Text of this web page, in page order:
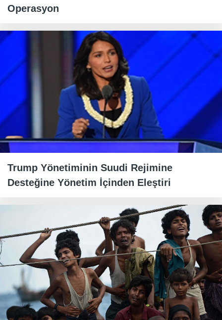
Operasyon
Trump Yönetiminin Suudi Rejimine
Desteğine Yönetim İçinden Eleştiri